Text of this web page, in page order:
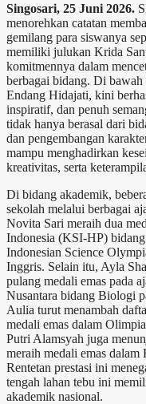
Singosari, 25 Juni 2026.
menorehkan catatan
gemilang para siswanya
memiliki julukan Krida
komitmennya dalam
berbagai bidang. Di
Endang Hidajati, kini
inspiratif, dan penuh
tidak hanya berasal dari
dan pengembangan
mampu menghadirkan
kreativitas, serta
Di bidang akademik,
sekolah melalui berbagai
Novita Sari meraih dua
Indonesia (KSI-HP)
Indonesian Science
Inggris. Selain itu, Ayla
pulang medali emas pada
Nusantara bidang Biologi
Aulia turut menambah
medali emas dalam
Putri Alamsyah juga
meraih medali emas
Rentetan prestasi ini
tengah lahan tebu ini
akademik nasional.